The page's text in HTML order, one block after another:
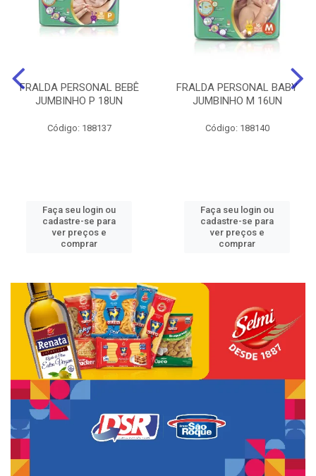
FRALDA PERSONAL BEBÊ
JUMBINHO P 18UN
Código: 188137
Faça seu login ou
cadastre-se para
ver preços e
comprar
FRALDA PERSONAL BABY
JUMBINHO M 16UN
Código: 188140
Faça seu login ou
cadastre-se para
ver preços e
comprar